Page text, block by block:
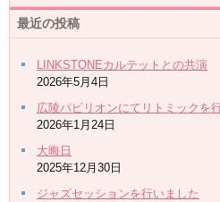
最近の投稿
LINKSTONEカルテットとの共演
2026年5月4日
広陵パビリオンにてリトミックを
2026年1月24日
大晦日
2025年12月30日
ジャズセッションを行いました